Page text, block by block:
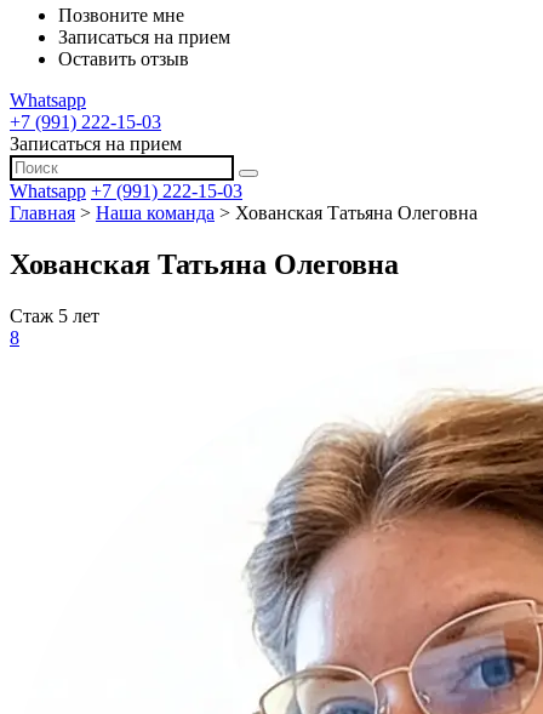
Позвоните мне
Записаться на прием
Оставить отзыв
Whatsapp
+7 (991) 222-15-03
Записаться на прием
Whatsapp +7 (991) 222-15-03
Главная > Наша команда > Хованская Татьяна Олеговна
Хованская Татьяна Олеговна
Стаж 5 лет
8